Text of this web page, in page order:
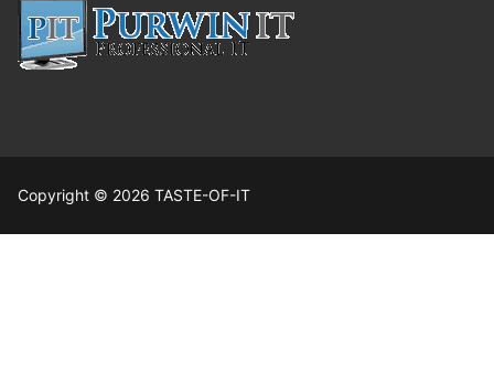
Copyright © 2026 TASTE-OF-IT